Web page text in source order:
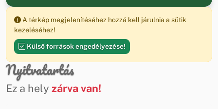
A térkép megjelenítéséhez hozzá kell járulnia a sütik
kezeléséhez!
Külső források engedélyezése!
Nyitvatartás
Ez a hely zárva van!